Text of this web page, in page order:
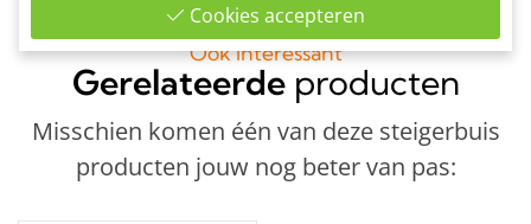
Ook interessant
Gerelateerdeproducten
Misschien komen één van deze steigerbuis
producten jouw nog beter van pas:
Cookies accepteren